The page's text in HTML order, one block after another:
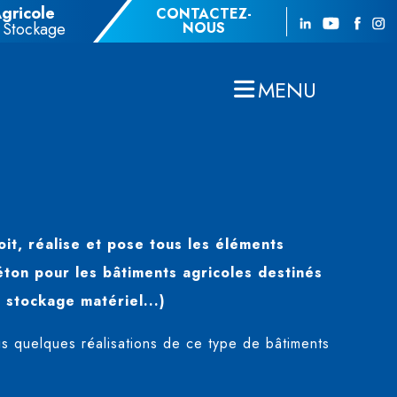
CONTACTEZ-
NOUS
MENU
réalise et pose tous les éléments
pour les bâtiments agricoles destinés
stockage matériel...)
quelques réalisations de ce type de bâtiments